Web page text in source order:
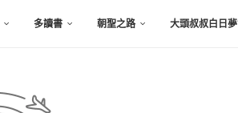
多讀書 朝聖之路 大頭叔叔白日